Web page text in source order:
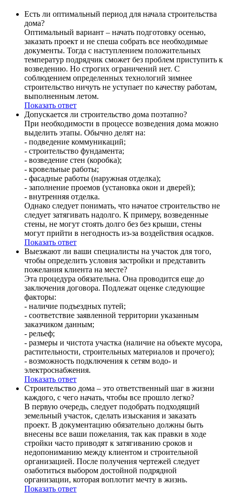
Есть ли оптимальный период для начала строительства
дома?
Оптимальный вариант – начать подготовку осенью,
заказать проект и не спеша собрать все необходимые
документы. Тогда с наступлением положительных
температур подрядчик сможет без проблем приступить к
возведению. Но строгих ограничений нет. С
соблюдением определенных технологий зимнее
строительство ничуть не уступает по качеству работам,
выполненным летом.
Показать ответ
Допускается ли строительство дома поэтапно?
При необходимости в процессе возведения дома можно
выделить этапы. Обычно делят на:
- подведение коммуникаций;
- строительство фундамента;
- возведение стен (коробка);
- кровельные работы;
- фасадные работы (наружная отделка);
- заполнение проемов (установка окон и дверей);
- внутренняя отделка.
Однако следует понимать, что начатое строительство не
следует затягивать надолго. К примеру, возведенные
стены, не могут стоять долго без без крыши, стены
могут прийти в негодность из-за воздействия осадков.
Показать ответ
Выезжают ли ваши специалисты на участок для того,
чтобы определить условия застройки и представить
пожелания клиента на месте?
Эта процедура обязательна. Она проводится еще до
заключения договора. Подлежат оценке следующие
факторы:
- наличие подъездных путей;
- соответствие заявленной территории указанным
заказчиком данным;
- рельеф;
- размеры и чистота участка (наличие на объекте мусора,
растительности, строительных материалов и прочего);
- возможность подключения к сетям водо- и
электроснабжения.
Показать ответ
Строительство дома – это ответственный шаг в жизни
каждого, с чего начать, чтобы все прошло легко?
В первую очередь, следует подобрать подходящий
земельный участок, сделать изыскания и заказать
проект. В документацию обязательно должны быть
внесены все ваши пожелания, так как правки в ходе
стройки часто приводят к затягиванию сроков и
недопониманию между клиентом и строительной
организацией. После получения чертежей следует
озаботиться выбором достойной подрядной
организации, которая воплотит мечту в жизнь.
Показать ответ